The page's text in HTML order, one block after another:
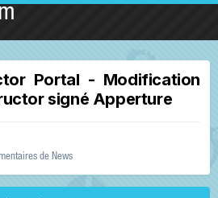
Portal - Modification
signé Apperture
de News